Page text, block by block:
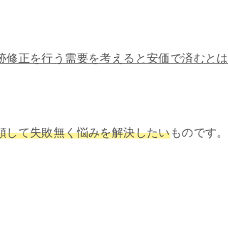
修正を行う需要を考えると安価で済むとは
して失敗無く悩みを解決したいものです。